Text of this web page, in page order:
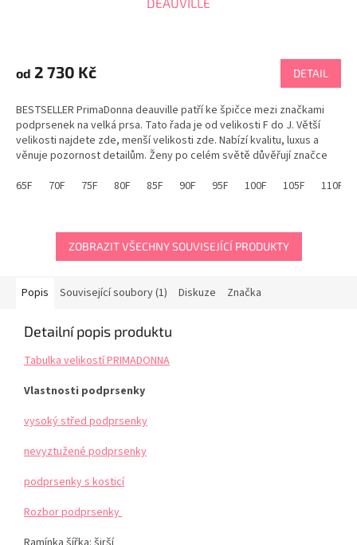
produktu
je
z
5
hvězdiček.
od 2 730 Kč DETAIL
BESTSELLER PrimaDonna deauville patří ke špičce mezi značkami
podprsenek na velká prsa. Tato řada je od velikosti F do J. Větší
velikosti najdete zde, menší velikosti zde. Nabízí kvalitu, luxus a
věnuje pozornost detailům. Ženy po celém světě důvěřují značce
65F
70F 75F 80F 85F 90F 95F 100F 105F 110F
ZOBRAZIT VŠECHNY SOUVISEJÍCÍ PRODUKTY
Popis Související soubory (1) Diskuze Značka
Detailní popis produktu
Tabulka velikostí PRIMADONNA
Vlastnosti podprsenky
vysoký střed podprsenky
nevyztužené podprsenky
podprsenky s kosticí
Rozbor podprsenky